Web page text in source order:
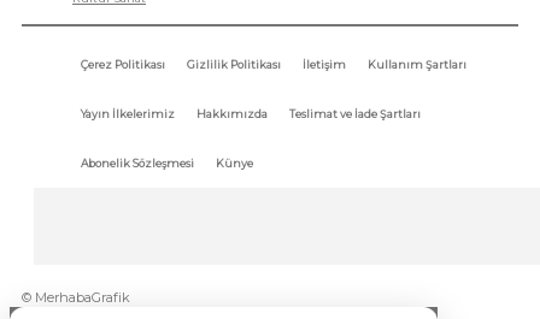
Çerez Politikası Gizlilik Politikası İletişim Kullanım Şartları
Yayın İlkelerimiz Hakkımızda Teslimat ve İade Şartları
Abonelik Sözleşmesi Künye
© MerhabaGrafik